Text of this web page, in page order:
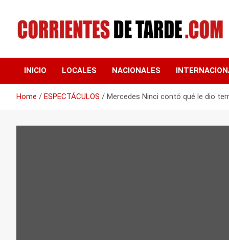
content
CORRIENTES DE
TARDE
INICIO LOCALES NACIONALES
Home ESPECTÁCULOS Mercedes Ninci contó qué le dio